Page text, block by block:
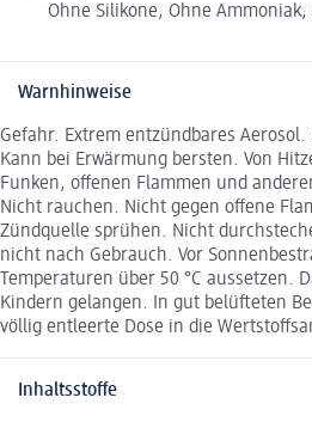
Ohne Silikone, Ohne
Warnhinweise
Gefahr. Extrem entzündbares
Kann bei Erwärmung bersten. Von
Funken, offenen Flammen und
Nicht rauchen. Nicht gegen offene
Zündquelle sprühen. Nicht
nicht nach Gebrauch. Vor
Temperaturen über 50 °C aussetzen.
Kindern gelangen. In gut belüfteten
völlig entleerte Dose in die
Inhaltsstoffe